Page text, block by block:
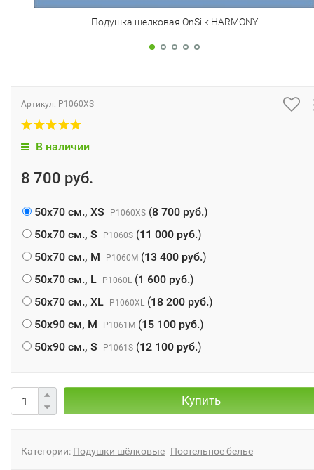
Подушка шелковая OnSilk HARMONY
Артикул: P1060XS
В наличии
8 700 руб.
50х70 см., XS P1060XS (8 700 руб.)
50х70 см., S
P1060S (11 000 руб.)
50х70 см., M
P1060M (13 400 руб.)
50х70 см., L
P1060L (1 600 руб.)
50х70 см., XL
P1060XL (18 200 руб.)
50х90 см, М
P1061M (15 100 руб.)
50х90 см., S
P1061S (12 100 руб.)
Купить
Категории: Подушки шёлковые Постельное белье